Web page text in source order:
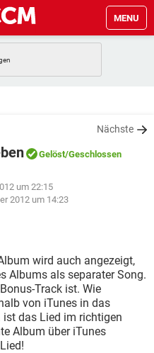
MENU
TIKTOK
TIKTOK
STREAMING
INSTAGRAM
STREAMING
TIKTOK
HARDWARE
INSTAGRAM
TIKTOK
HARDWARE
Nächste
Gelöst/Geschlossen
um 22:15
2012 um 14:23
wird auch angezeigt,
Albums als separater Song.
Track ist. Wie
von iTunes in das
das Lied im richtigen
Album über iTunes